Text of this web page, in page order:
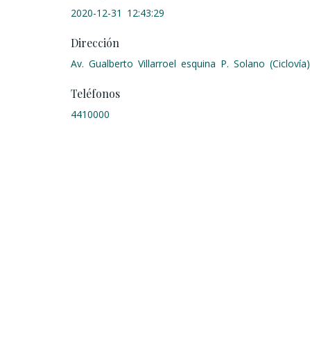
2020-12-31 12:43:29
Dirección
Av. Gualberto Villarroel esquina P. Solano (Ciclovía)
Teléfonos
4410000